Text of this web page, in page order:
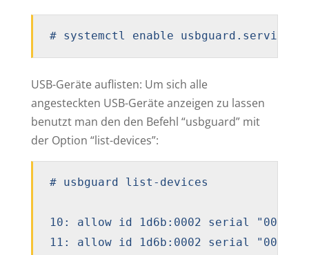
# systemctl enable usbguard.service
USB-Geräte auflisten: Um sich alle
angesteckten USB-Geräte anzeigen zu lassen
benutzt man den den Befehl “usbguard” mit
der Option “list-devices”:
# usbguard list-devices
10: allow id 1d6b:0002 serial
11: allow id 1d6b:0002 serial